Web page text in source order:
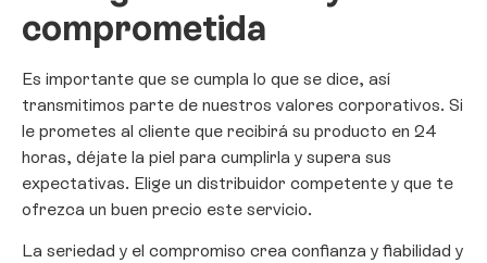
comprometida
Es importante que se cumpla lo que se dice, así
transmitimos parte de nuestros valores corporativos. Si
le prometes al cliente que recibirá su producto en 24
horas, déjate la piel para cumplirla y supera sus
expectativas. Elige un distribuidor competente y que te
ofrezca un buen precio este servicio.
La seriedad y el compromiso crea confianza y fiabilidad y